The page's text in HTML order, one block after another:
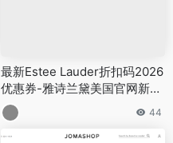
最新Estee Lauder折扣码2026
优惠券-雅诗兰黛美国官网新春
龙年满$99送3件套礼包
44